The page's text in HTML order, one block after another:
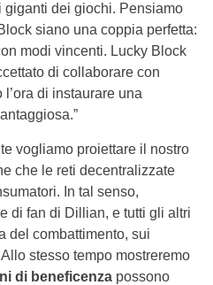
giganti dei giochi. Pensiamo
siano una coppia perfetta:
modi vincenti. Lucky Block
di collaborare con
di instaurare una
vogliamo proiettare il nostro
che le reti decentralizzate
In tal senso,
di fan di Dillian, e tutti gli altri
del combattimento, sui
stesso tempo mostreremo
di beneficenza possono